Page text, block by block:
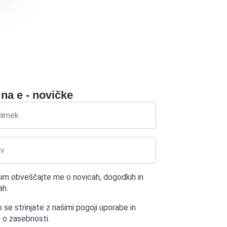
e - novičke
obveščajte me o novicah, dogodkih in
se strinjate z našimi pogoji uporabe in
o zasebnosti.